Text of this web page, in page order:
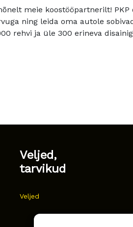
meie koostööpartnerilt!
ning leida oma autole
rehvi ja üle 300 erineva
Veljed,
tarvikud
Veljed